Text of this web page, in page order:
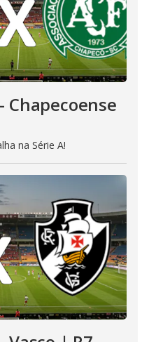
Chapecoense
na Série A!